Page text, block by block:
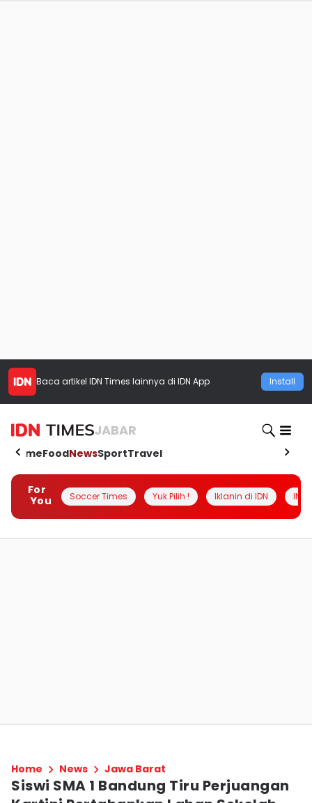
Baca artikel IDN Times lainnya di IDN App Install
JABAR
HomeFoodNewsSportTravel
For
You
Soccer Times Yuk Pilih ! Iklanin di IDN
Home News Jawa Barat
Siswi SMA 1 Bandung Tiru Perjuangan